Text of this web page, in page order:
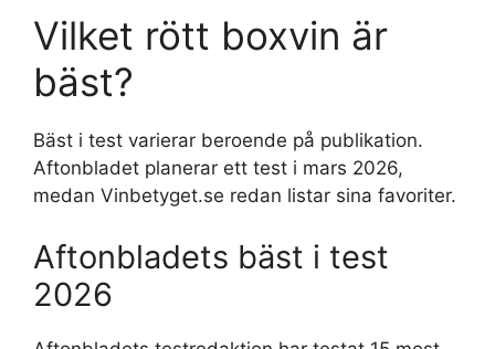
Vilket rött boxvin är
bäst?
Bäst i test varierar beroende på publikation.
Aftonbladet planerar ett test i mars 2026,
medan Vinbetyget.se redan listar sina favoriter.
Aftonbladets bäst i test
2026